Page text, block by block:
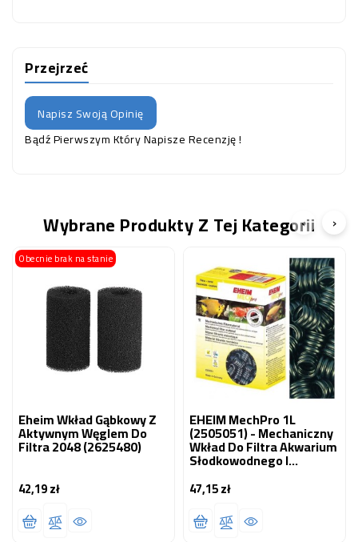
Przejrzeć
Napisz Swoją Opinię
Bądź Pierwszym Który Napisze Recenzję !
Wybrane Produkty Z Tej Kategorii
Obecnie brak na stanie
Eheim Wkład Gąbkowy Z
Aktywnym Węglem Do
Filtra 2048 (2625480)
42,19 złCena
EHEIM MechPro 1L
(2505051) - Mechaniczny
Wkład Do Filtra Akwarium
Słodkowodnego I
47,15 złCena
‹ ›